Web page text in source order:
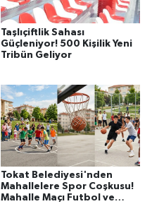
Taşlıçiftlik Sahası
Güçleniyor! 500 Kişilik Yeni
Tribün Geliyor
Tokat Belediyesi'nden
Mahallelere Spor Coşkusu!
Mahalle Maçı Futbol ve